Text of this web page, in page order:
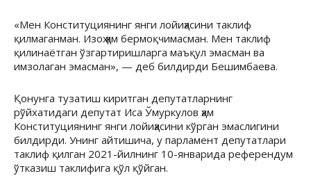
«Мен Конституциянинг янги лойиҳасини таклиф
қилмаганман. Изоҳ ҳам бермоқчимасман. Мен таклиф
қилинаётган ўзгартиришларга маъқул эмасман ва
имзолаган эмасман», — деб билдирди Бешимбаева.
Қонунга тузатиш киритган депутатларнинг
рўйхатидаги депутат Иса Ўмуркулов ҳам
Конституциянинг янги лойиҳасини кўрган эмаслигини
билдирди. Унинг айтишича, у парламент депутатлари
таклиф қилган 2021-йилнинг 10-январида референдум
ўтказиш таклифига қўл қўйган.